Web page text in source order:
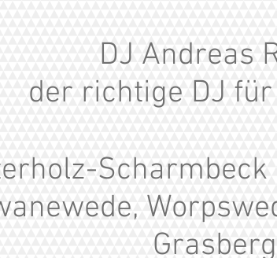
DJ Andreas
der richtige DJ
Scharmbeck